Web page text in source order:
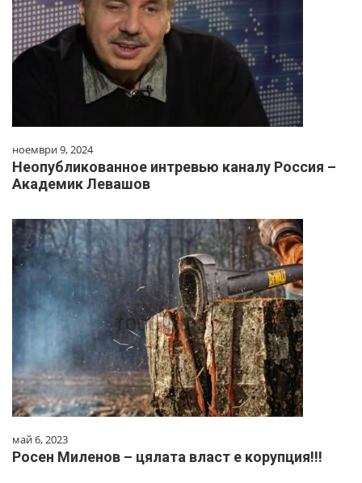
ноември 9, 2024
Неопубликованное интревью каналу Россия –
Академик Левашов
май 6, 2023
Росен Миленов – цялата власт е корупция!!!